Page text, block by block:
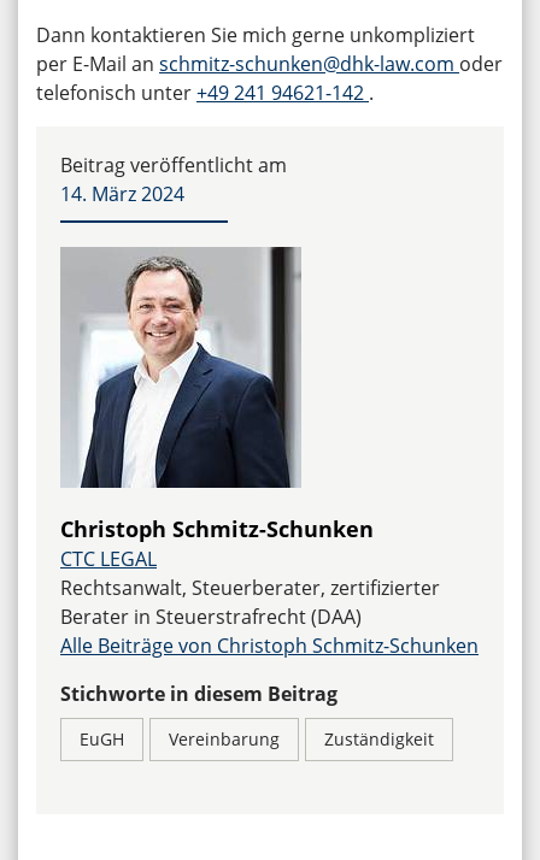
Dann kontaktieren Sie mich gerne unkompliziert
per E-Mail an schmitz-schunken@dhk-law.com oder
telefonisch unter+49 241 94621-142 .
Beitrag veröffentlicht am
14. März 2024
Christoph Schmitz-Schunken
CTC LEGAL
Rechtsanwalt, Steuerberater, zertifizierter
Berater in Steuerstrafrecht (DAA)
Alle Beiträge von Christoph Schmitz-Schunken
Stichworte in diesem Beitrag
EuGH Vereinbarung Zuständigkeit